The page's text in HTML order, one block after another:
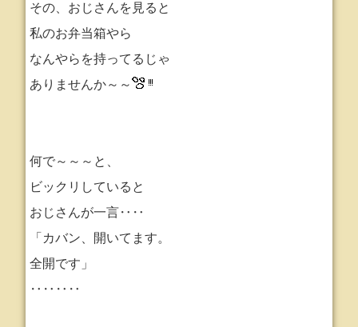
その、おじさんを見ると
私のお弁当箱やら
なんやらを持ってるじゃ
ありませんか～～
何で～～～と、
ビックリしていると
おじさんが一言‥‥
「カバン、開いてます。
全開です」
‥‥‥‥